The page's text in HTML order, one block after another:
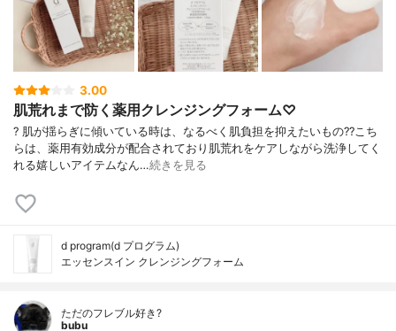
3.00
肌荒れまで防く薬用クレンジングフォーム♡
? 肌が揺らぎに傾いている時は、なるべく肌負担を抑えたいもの?? こち
らは、薬用有効成分が配合されており肌荒れをケアしながら洗浄してく
れる嬉しいアイテムなん…続きを見る
d program(d プログラム)
エッセンスイン クレンジングフォーム
ただのフレブル好き?
bubu